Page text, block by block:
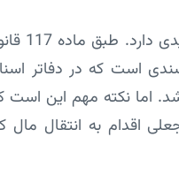
سند
است که در دفاتر
اما نکته مهم این
اقدام به انتقال مال